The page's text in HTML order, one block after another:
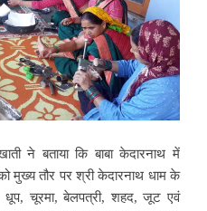
ने बताया कि बाबा केदारनाथ में
मुख्य तौर पर श्री केदारनाथ धाम के
धूप, चूरमा, बेलपत्री, शहद, जूट एवं